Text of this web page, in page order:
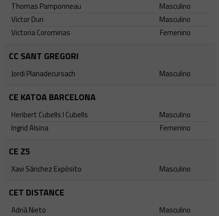
Thomas Pamponneau
Masculino
Victor Duri
Masculino
Victoria Corominas
Femenino
CC SANT GREGORI
Jordi Planadecursach Masculino
CE KATOA BARCELONA
Heribert Cubells I Cubells
Masculino
Ingrid Alsina
Femenino
CE Z5
Xavi Sánchez Expósito Masculino
CET DISTANCE
Adrià Nieto
Masculino